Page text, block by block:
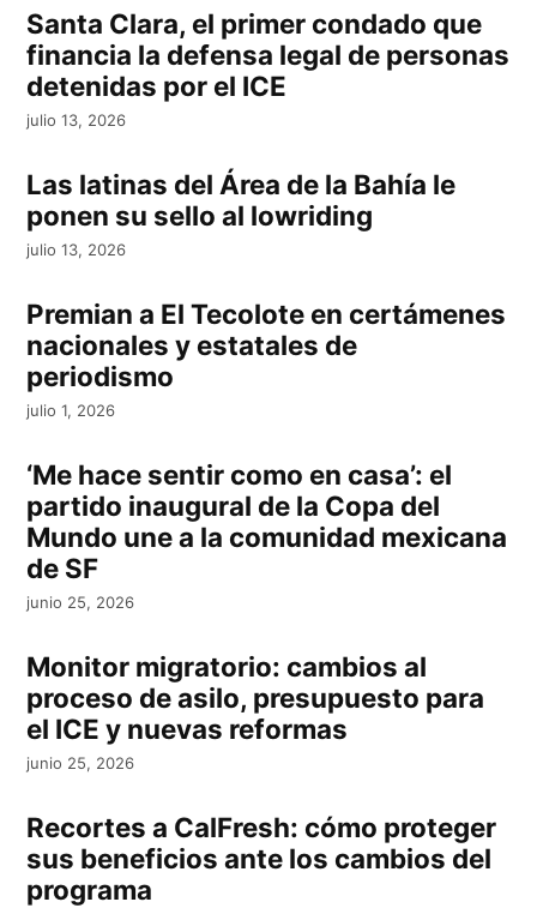
Santa Clara, el primer condado que
financia la defensa legal de personas
detenidas por el ICE
julio 13, 2026
Las latinas del Área de la Bahía le
ponen su sello al lowriding
julio 13, 2026
Premian a El Tecolote en certámenes
nacionales y estatales de
periodismo
julio 1, 2026
‘Me hace sentir como en casa’: el
partido inaugural de la Copa del
Mundo une a la comunidad mexicana
de SF
junio 25, 2026
Monitor migratorio: cambios al
proceso de asilo, presupuesto para
el ICE y nuevas reformas
junio 25, 2026
Recortes a CalFresh: cómo proteger
sus beneficios ante los cambios del
programa